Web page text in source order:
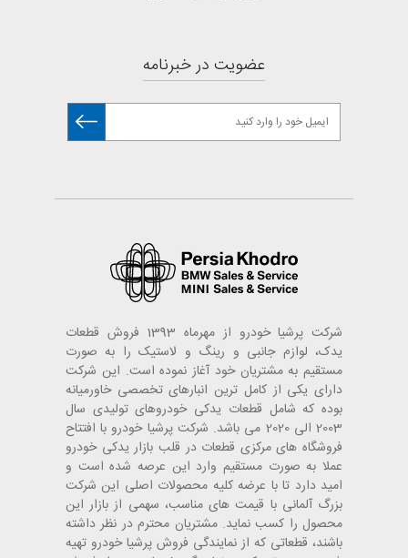
عضویت در خبرنامه
شرکت پرشیا خودرو از مهرماه 1393 فروش قطعات
یدک، لوازم جانبی و رینگ و لاستیک را به صورت
مستقیم به مشتریان خود آغاز نموده است. این شرکت
دارای یکی از کامل ترین انبارهای تخصصی خاورمیانه
بوده که شامل قطعات یدکی خودروهای تولیدی سال
2003 الی 2020 می باشد. شرکت پرشیا خودرو با افتتاح
فروشگاه های مرکزی قطعات در قلب بازار یدکی خودرو
عملا به صورت مستقیم وارد این عرصه شده است و
امید دارد تا با عرضه کلیه محصولات اصلی این شرکت
بزرگ آلمانی با قیمت های مناسب، سهمی از بازار این
محصول را کسب نماید. مشتریان محترم در نظر داشته
باشند، قطعاتی که از نمایندگی فروش پرشیا خودرو تهیه